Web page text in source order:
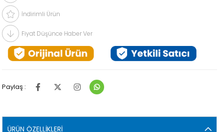
İndirimli Ürün
Fiyat Düşünce Haber Ver
Paylaş :
ÜRÜN ÖZELLIKLERI